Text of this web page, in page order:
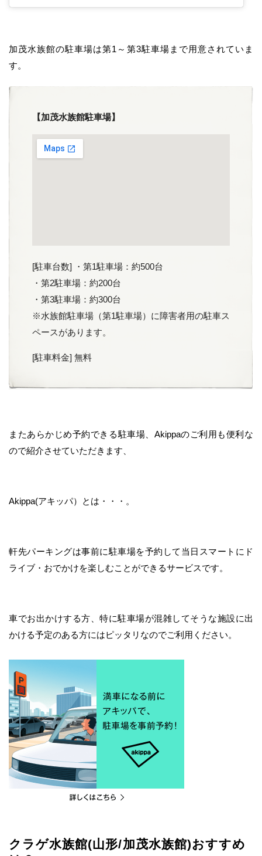
加茂水族館の駐車場は第1～第3駐車場まで用意されていま
す。
【加茂水族館駐車場】
[駐車台数] ・第1駐車場：約500台
・第2駐車場：約200台
・第3駐車場：約300台
※水族館駐車場（第1駐車場）に障害者用の駐車ス
ペースがあります。
[駐車料金] 無料
またあらかじめ予約できる駐車場、Akippaのご利用も便利な
ので紹介させていただきます、
Akippa(アキッパ）とは・・・。
軒先パーキングは事前に駐車場を予約して当日スマートにド
ライブ・おでかけを楽しむことができるサービスです。
車でお出かけする方、特に駐車場が混雑してそうな施設に出
かける予定のある方にはピッタリなのでご利用ください。
クラゲ水族館(山形/加茂水族館)おすすめ